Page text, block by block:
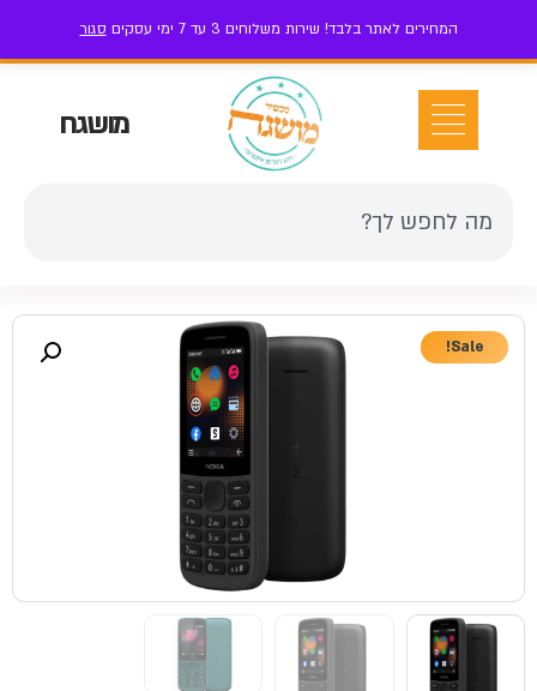
המחירים לאתר בלבד! שירות משלוחים 3 עד 7 ימי עסקים סגור
052-7-199-199 אזור אישי
מושגח
Sale!